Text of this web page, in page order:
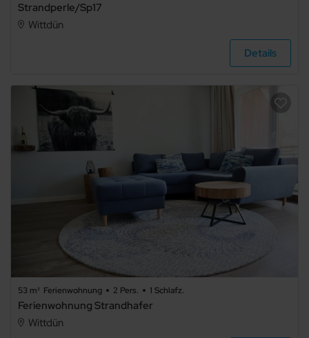
Strandperle/Sp17
Wittdün
Details
53 m² Ferienwohnung 2 Pers. 1 Schlafz.
Ferienwohnung Strandhafer
Wittdün